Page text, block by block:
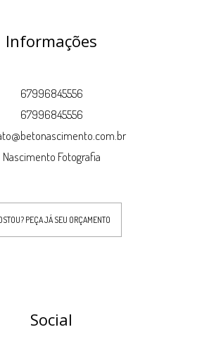
Informações
67996845556
67996845556
Nascimento Fotografia
PEÇA JÁ SEU ORÇAMENTO
Social